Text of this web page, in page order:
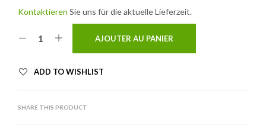
Kontaktieren Sie uns für die aktuelle Lieferzeit.
AJOUTER AU PANIER
ADD TO WISHLIST
SHARE THIS PRODUCT